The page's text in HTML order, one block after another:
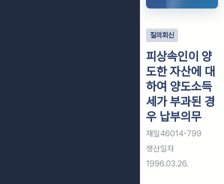
질의회신
피상속인이 양
도한 자산에 대
하여 양도소득
세가 부과된 경
우 납부의무
재일46014-799
생산일자
1996.03.26.